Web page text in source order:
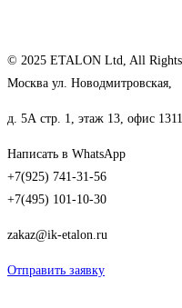
© 2025 ETALON Ltd, All Rights
Москва ул. Новодмитровская,
д. 5А стр. 1, этаж 13, офис 1311
Написать в WhatsApp
+7(925) 741-31-56
+7(495) 101-10-30
zakaz@ik-etalon.ru
Отправить заявку